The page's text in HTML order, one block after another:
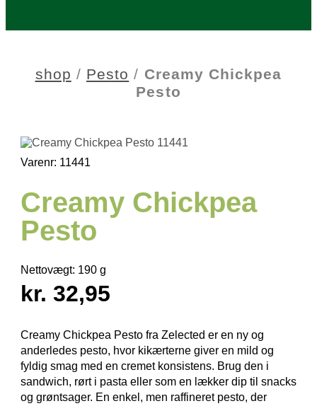
shop / Pesto / Creamy Chickpea
Pesto
Varenr: 11441
Creamy Chickpea
Pesto
Nettovægt: 190 g
kr. 32,95
Creamy Chickpea Pesto fra Zelected er en ny og
anderledes pesto, hvor kikærterne giver en mild og
fyldig smag med en cremet konsistens. Brug den i
sandwich, rørt i pasta eller som en lækker dip til snacks
og grøntsager. En enkel, men raffineret pesto, der